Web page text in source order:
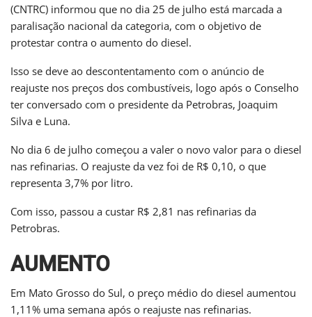
(CNTRC) informou que no dia 25 de julho está marcada a
paralisação nacional da categoria, com o objetivo de
protestar contra o aumento do diesel.
Isso se deve ao descontentamento com o anúncio de
reajuste nos preços dos combustíveis, logo após o Conselho
ter conversado com o presidente da Petrobras, Joaquim
Silva e Luna.
No dia 6 de julho começou a valer o novo valor para o diesel
nas refinarias. O reajuste da vez foi de R$ 0,10, o que
representa 3,7% por litro.
Com isso, passou a custar R$ 2,81 nas refinarias da
Petrobras.
AUMENTO
Em Mato Grosso do Sul, o preço médio do diesel aumentou
1,11% uma semana após o reajuste nas refinarias.